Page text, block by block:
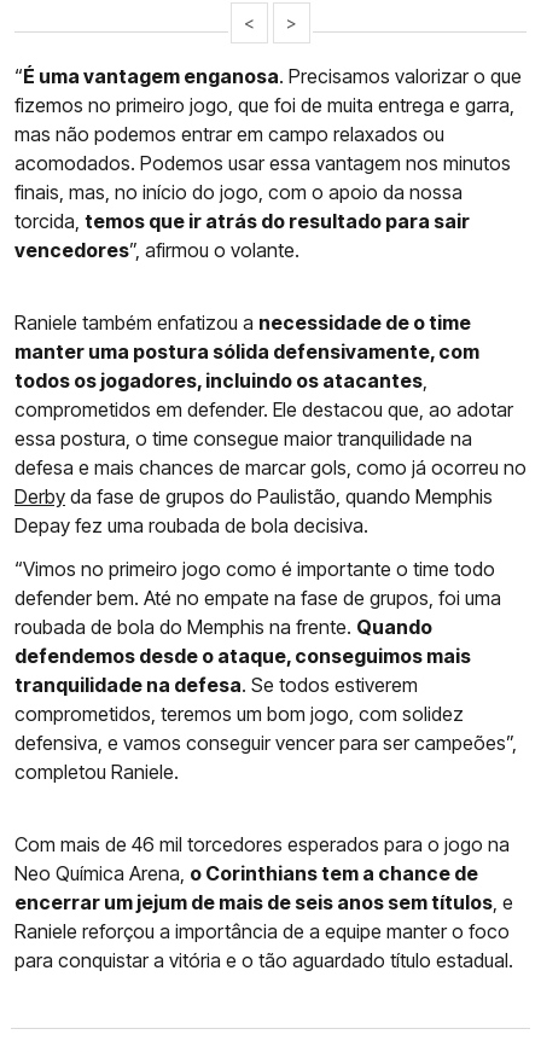
< >
“É uma vantagem enganosa. Precisamos valorizar o que
fizemos no primeiro jogo, que foi de muita entrega e garra,
mas não podemos entrar em campo relaxados ou
acomodados. Podemos usar essa vantagem nos minutos
finais, mas, no início do jogo, com o apoio da nossa
torcida, temos que ir atrás do resultado para sair
vencedores”, afirmou o volante.
Raniele também enfatizou a necessidade de o time
manter uma postura sólida defensivamente, com
todos os jogadores, incluindo os atacantes,
comprometidos em defender. Ele destacou que, ao adotar
essa postura, o time consegue maior tranquilidade na
defesa e mais chances de marcar gols, como já ocorreu no
Derby da fase de grupos do Paulistão, quando Memphis
Depay fez uma roubada de bola decisiva.
“Vimos no primeiro jogo como é importante o time todo
defender bem. Até no empate na fase de grupos, foi uma
roubada de bola do Memphis na frente. Quando
defendemos desde o ataque, conseguimos mais
tranquilidade na defesa. Se todos estiverem
comprometidos, teremos um bom jogo, com solidez
defensiva, e vamos conseguir vencer para ser campeões”,
completou Raniele.
Com mais de 46 mil torcedores esperados para o jogo na
Neo Química Arena, o Corinthians tem a chance de
encerrar um jejum de mais de seis anos sem títulos, e
Raniele reforçou a importância de a equipe manter o foco
para conquistar a vitória e o tão aguardado título estadual.